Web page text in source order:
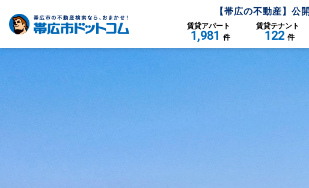
【帯広の不動産】公
賃貸アパート
1,981 件
賃貸テナント
122 件